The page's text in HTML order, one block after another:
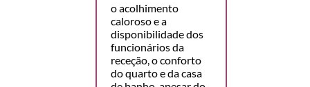
o acolhimento
caloroso e a
disponibilidade dos
funcionários da
receção, o conforto
do quarto e da casa